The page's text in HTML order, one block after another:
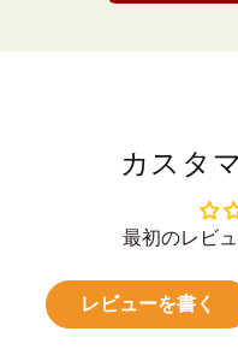
カスタ
最初のレビ
レビューを書く